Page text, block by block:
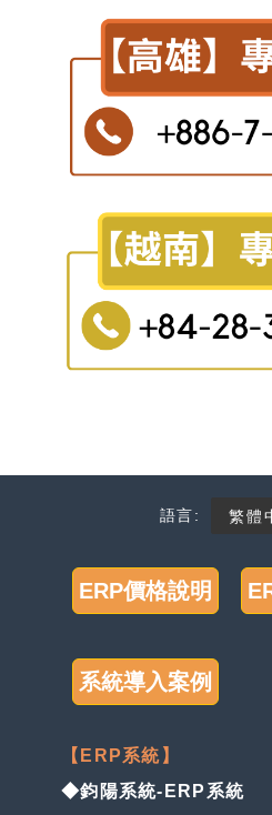
ERP價格說明
系統導入案例
【ERP系統】
◆鈞陽系統-ERP系統
語言: